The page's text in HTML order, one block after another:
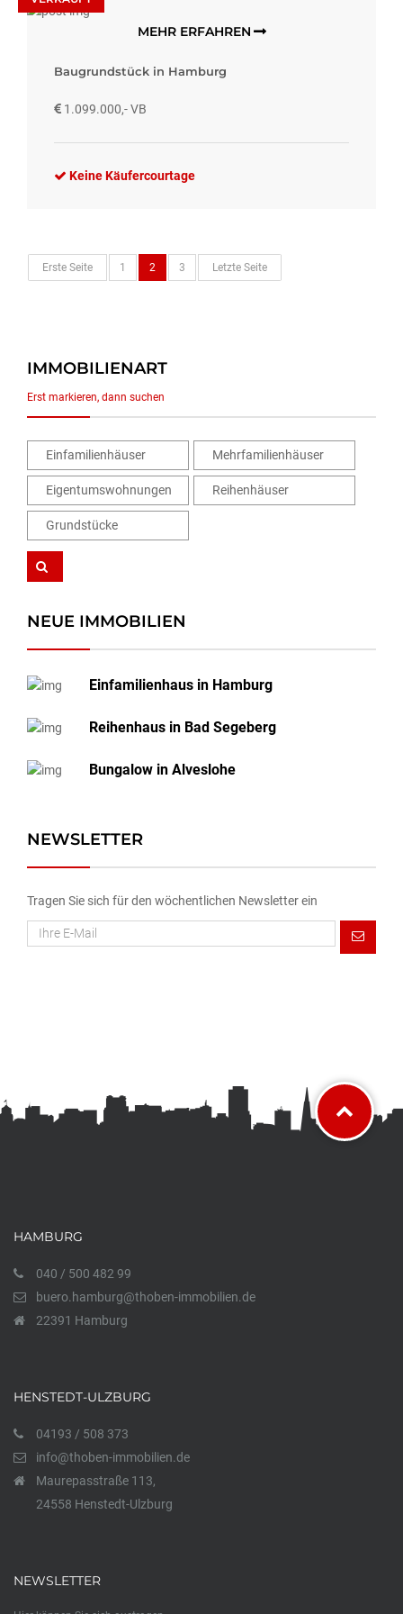
MEHR ERFAHREN
Baugrundstück in Hamburg
1.099.000,- VB
Keine Käufercourtage
Erste Seite 1 2 3 Letzte Seite
IMMOBILIENART
Erst markieren, dann suchen
Einfamilienhäuser Mehrfamilienhäuser
Eigentumswohnungen Reihenhäuser
Grundstücke
NEUE IMMOBILIEN
Einfamilienhaus in Hamburg
Reihenhaus in Bad Segeberg
Bungalow in Alveslohe
NEWSLETTER
Tragen Sie sich für den wöchentlichen Newsletter ein
HAMBURG
040 / 500 482 99
buero.hamburg@thoben-immobilien.de
22391 Hamburg
HENSTEDT-ULZBURG
04193 / 508 373
info@thoben-immobilien.de
Maurepasstraße 113,
24558 Henstedt-Ulzburg
NEWSLETTER